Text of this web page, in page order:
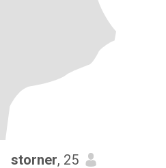
storner, 25